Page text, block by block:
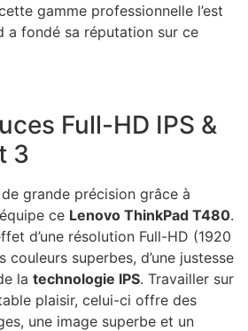
gamme professionnelle l’est
a fondé sa réputation sur ce
Full-HD IPS &
3
grande précision grâce à
ce Lenovo ThinkPad T480.
d’une résolution Full-HD (1920
superbes, d’une justesse
la technologie IPS. Travailler sur
plaisir, celui-ci offre des
une image superbe et un